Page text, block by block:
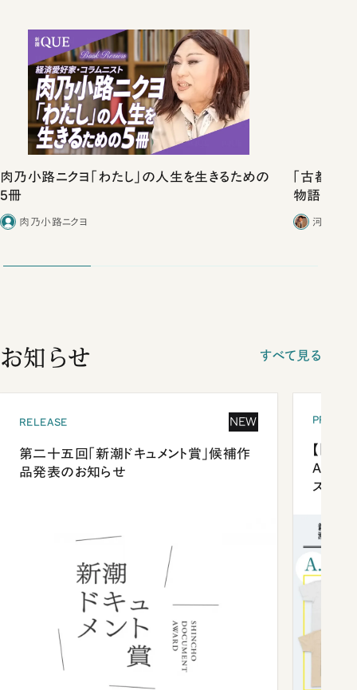
肉乃小路ニクヨ「わたし」の人生を生きるための
5冊
肉乃小路ニクヨ
「古都」
物語」に
河野有
お知らせ すべて見る
RELEASE NEW
第二十五回「新潮ドキュメント賞」候補作
品発表のお知らせ
【「新
ズプレ